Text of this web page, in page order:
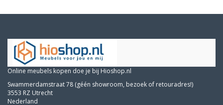
Online meubels kopen doe je bij Hioshop.nl
Swammerdamstraat 78 (géén showroom, bezoek of retouradres!)
3553 RZ Utrecht
Nederland